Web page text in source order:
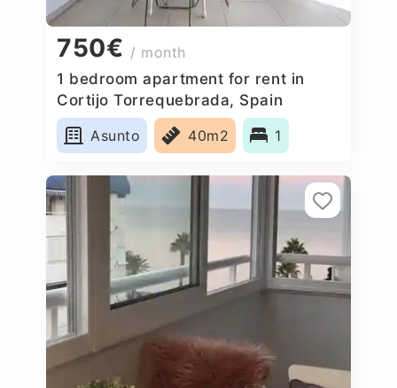
750€ / month
1 bedroom apartment for rent in
Cortijo Torrequebrada, Spain
Asunto
40m2 1